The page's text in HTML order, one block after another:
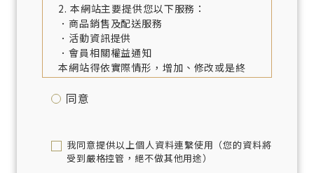
2. 本網站主要提供您以下服務：
．商品銷售及配送服務
．活動資訊提供
．會員相關權益通知
本網站得依實際情形，增加、修改或是終
止相關服務。
3. 若您開始使用本網站所提供之客戶服務
應自行注意條款變動，本條款之內容如有
異動將於本網站公告。如果您不同意修改
同意
我同意提供以上個人資料連繫使用（您的資料將
受到嚴格控管，絕不做其他用途）